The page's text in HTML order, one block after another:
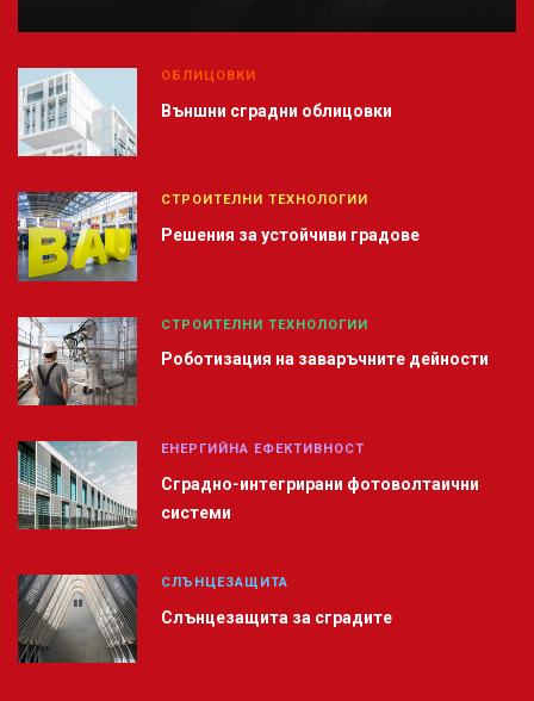
ОБЛИЦОВКИ
Външни сградни облицовки
СТРОИТЕЛНИ ТЕХНОЛОГИИ
Решения за устойчиви градове
СТРОИТЕЛНИ ТЕХНОЛОГИИ
Роботизация на заваръчните дейности
ЕНЕРГИЙНА ЕФЕКТИВНОСТ
Сградно-интегрирани фотоволтаични
системи
СЛЪНЦЕЗАЩИТА
Слънцезащита за сградите